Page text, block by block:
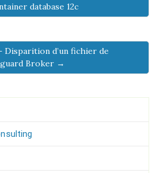
database 12c
Disparition d’un fichier de
Broker →